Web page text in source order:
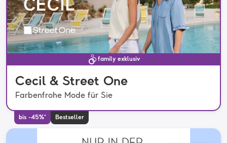
family exklusiv
Cecil & Street One
Farbenfrohe Mode für Sie
bis -45%* Bestseller